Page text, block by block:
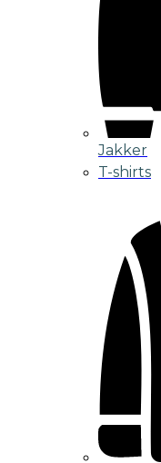
Jakker
T-shirts